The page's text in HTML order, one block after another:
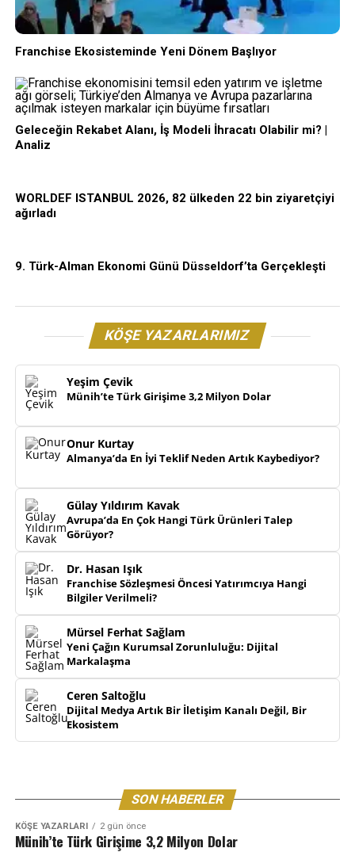
Franchise Ekosisteminde Yeni Dönem Başlıyor
Geleceğin Rekabet Alanı, İş Modeli İhracatı Olabilir mi? |
Analiz
WORLDEF ISTANBUL 2026, 82 ülkeden 22 bin ziyaretçiyi
ağırladı
9. Türk-Alman Ekonomi Günü Düsseldorf’ta Gerçekleşti
KÖŞE YAZARLARIMIZ
Yeşim Çevik
Münih’te Türk Girişime 3,2 Milyon Dolar
Onur Kurtay
Almanya’da En İyi Teklif Neden Artık Kaybediyor?
Gülay Yıldırım Kavak
Avrupa’da En Çok Hangi Türk Ürünleri Talep
Görüyor?
Dr. Hasan Işık
Franchise Sözleşmesi Öncesi Yatırımcıya Hangi
Bilgiler Verilmeli?
Mürsel Ferhat Sağlam
Yeni Çağın Kurumsal Zorunluluğu: Dijital
Markalaşma
Ceren Saltoğlu
Dijital Medya Artık Bir İletişim Kanalı Değil, Bir
Ekosistem
SON HABERLER
KÖŞE YAZARLARI 2 gün önce
Münih’te Türk Girişime 3,2 Milyon Dolar